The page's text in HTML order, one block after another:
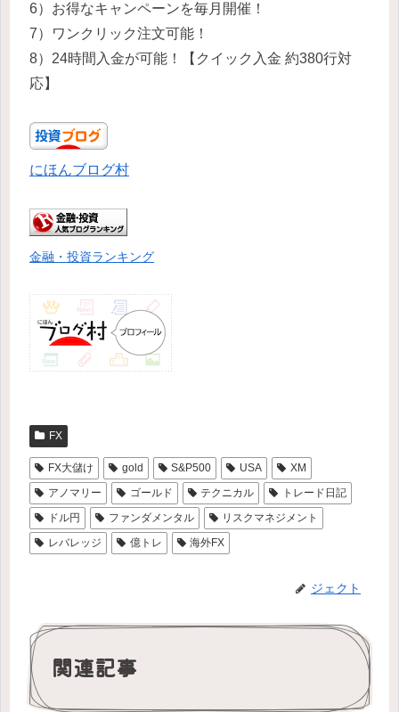
6）お得なキャンペーンを毎月開催！
7）ワンクリック注文可能！
8）24時間入金が可能！【クイック入金 約380行対
応】
にほんブログ村
金融・投資ランキング
FX
FX大儲け gold S&P500 USA
XM
アノマリー
ゴールド テクニカル
トレード日記
ドル円
ファンダメンタル
リスクマネジメント
レバレッジ
億トレ 海外FX
ジェクト
関連記事